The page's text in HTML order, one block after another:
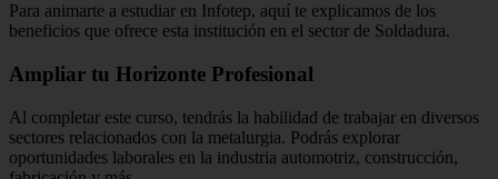
Para animarte a estudiar en Infotep, aquí te explicamos de los
beneficios que ofrece esta institución en el sector de Soldadura.
Ampliar tu Horizonte Profesional
Al completar este curso, tendrás la habilidad de trabajar en diversos
sectores relacionados con la metalurgia. Podrás explorar
oportunidades laborales en la industria automotriz, construcción,